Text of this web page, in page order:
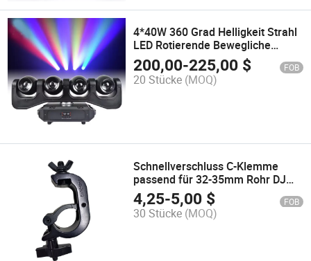
4*40W 360 Grad Helligkeit Strahl
LED Rotierende Bewegliche
Kopflicht
200,00-225,00 $ FOB
20 Stücke (MOQ)
Schnellverschluss C-Klemme
passend für 32-35mm Rohr DJ
Bühnenlichter Truss Klemme
4,25-5,00 $ FOB
30 Stücke (MOQ)